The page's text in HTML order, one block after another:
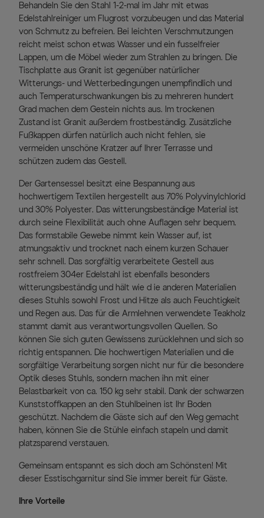
Behandeln Sie den Stahl 1-2-mal im Jahr mit etwas
Edelstahlreiniger um Flugrost vorzubeugen und das Material
von Schmutz zu befreien. Bei leichten Verschmutzungen
reicht meist schon etwas Wasser und ein fusselfreier
Lappen, um die Möbel wieder zum Strahlen zu bringen. Die
Tischplatte aus Granit ist gegenüber natürlicher
Witterungs- und Wetterbedingungen unempfindlich und
auch Temperaturschwankungen bis zu mehreren hundert
Grad machen dem Gestein nichts aus. Im trockenen
Zustand ist Granit außerdem frostbeständig. Zusätzliche
Fußkappen dürfen natürlich auch nicht fehlen, sie
vermeiden unschöne Kratzer auf Ihrer Terrasse und
schützen zudem das Gestell.
Der Gartensessel besitzt eine Bespannung aus
hochwertigem Textilen hergestellt aus 70% Polyvinylchlorid
und 30% Polyester. Das witterungsbeständige Material ist
durch seine Flexibilität auch ohne Auflagen sehr bequem.
Das formstabile Gewebe nimmt kein Wasser auf, ist
atmungsaktiv und trocknet nach einem kurzen Schauer
sehr schnell. Das sorgfältig verarbeitete Gestell aus
rostfreiem 304er Edelstahl ist ebenfalls besonders
witterungsbeständig und hält wie d ie anderen Materialien
dieses Stuhls sowohl Frost und Hitze als auch Feuchtigkeit
und Regen aus. Das für die Armlehnen verwendete Teakholz
stammt damit aus verantwortungsvollen Quellen. So
können Sie sich guten Gewissens zurücklehnen und sich so
richtig entspannen. Die hochwertigen Materialien und die
sorgfältige Verarbeitung sorgen nicht nur für die besondere
Optik dieses Stuhls, sondern machen ihn mit einer
Belastbarkeit von ca. 150 kg sehr stabil. Dank der schwarzen
Kunststoffkappen an den Stuhlbeinen ist Ihr Boden
geschützt. Nachdem die Gäste sich auf den Weg gemacht
haben, können Sie die Stühle einfach stapeln und damit
platzsparend verstauen.
Gemeinsam entspannt es sich doch am Schönsten! Mit
dieser Esstischgarnitur sind Sie immer bereit für Gäste.
Ihre Vorteile